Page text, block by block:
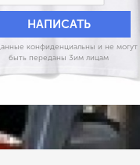
конфиденциальны и не могут
быть переданы 3им лицам